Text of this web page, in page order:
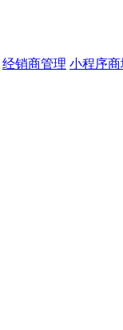
经销商管理 小程序商